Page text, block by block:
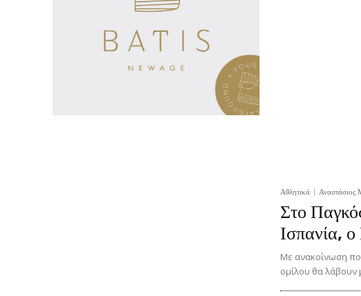
Αθλητικά Αναστάσιος
Στο
Ισπανία,
Με ανακοίνωση
ομίλου θα λάβουν